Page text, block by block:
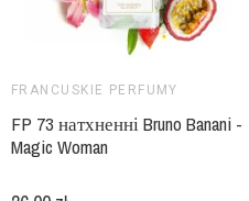
FRANCUSKIE PERFUMY
FP 73 натхненні Bruno Banani -
Magic Woman